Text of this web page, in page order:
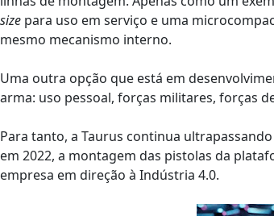
size para uso em serviço e uma
mesmo mecanismo interno.
Uma outra opção que está em
arma: uso pessoal, forças militares, forças
Para tanto, a Taurus continua
em 2022, a montagem das pistolas da
empresa em direção à Indústria 4.0.